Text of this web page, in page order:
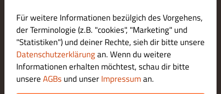
Cookie-Einstellungen ändern
Kontaktiere uns
Datenschutzerklärung
Allgemeine Geschäftsbedingungen
Impressum
LIEFERUNG ZAHLUNGSARTEN
Für weitere Informationen bezülgich des Vorgehens,
der Terminologie (z.B. "cookies", "Marketing" und
"Statistiken") und deiner Rechte, sieh dir bitte unsere
Datenschutzerklärungan. Wenn du weitere
Informationen erhalten möchtest, schau dir bitte
unsereAGBsund unserImpressuman.